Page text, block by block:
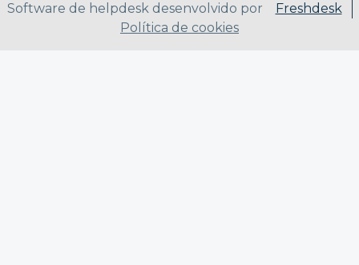
Software de helpdesk desenvolvido por
Freshdesk
Política de cookies